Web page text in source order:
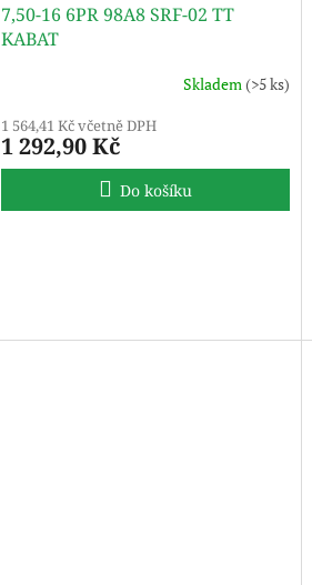
7,50-16 6PR 98A8 SRF-02 TT
KABAT
Skladem(>5 ks)
1 564,41 Kč včetně DPH
1 292,90 Kč
Do košíku